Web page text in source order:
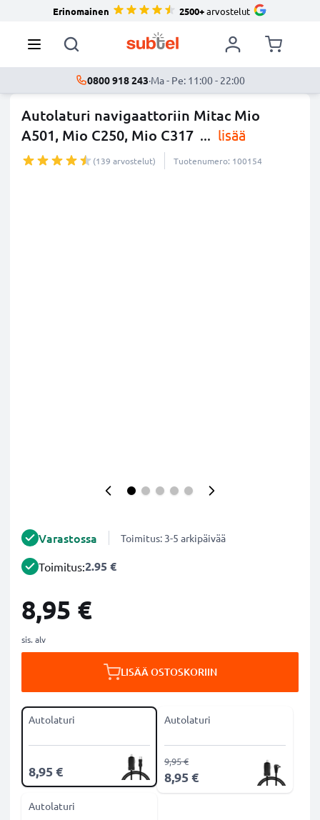
Erinomainen 2500+arvostelut
0800 918 243·Ma - Pe: 11:00 - 22:00
Autolaturi navigaattoriin Mitac Mio
A501, Mio C250, Mio C317 ... lisää
(139 arvostelut) Tuotenumero: 100154
Varastossa Toimitus: 3-5 arkipäivää
Toimitus:2.95 €
8,95 €
sis. alv
LISÄÄ OSTOSKORIIN
Autolaturi
8,95 €
Autolaturi
8,95 €
9,95 €
Autolaturi